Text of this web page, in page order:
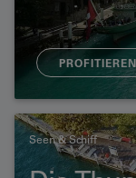
PROFITIEREN
Seen & Schiff